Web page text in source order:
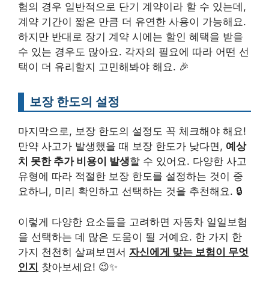
험의 경우 일반적으로 단기 계약이라 할 수 있는데,
계약 기간이 짧은 만큼 더 유연한 사용이 가능해요.
하지만 반대로 장기 계약 시에는 할인 혜택을 받을
수 있는 경우도 많아요. 각자의 필요에 따라 어떤 선
택이 더 유리할지 고민해봐야 해요. 🎉
보장 한도의 설정
마지막으로, 보장 한도의 설정도 꼭 체크해야 해요!
만약 사고가 발생했을 때 보장 한도가 낮다면, 예상
치 못한 추가 비용이 발생할 수 있어요. 다양한 사고
유형에 따라 적절한 보장 한도를 설정하는 것이 중
요하니, 미리 확인하고 선택하는 것을 추천해요. 🔒
이렇게 다양한 요소들을 고려하면 자동차 일일보험
을 선택하는 데 많은 도움이 될 거예요. 한 가지 한
가지 천천히 살펴보면서 자신에게 맞는 보험이 무엇
인지 찾아보세요! 😉✨